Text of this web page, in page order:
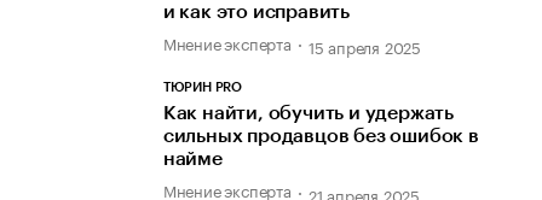
и как это исправить
Мнение эксперта 15 апреля 2025
ТЮРИН PRO
Как найти, обучить и удержать
сильных продавцов без ошибок в
найме
Мнение эксперта 21 апреля 2025